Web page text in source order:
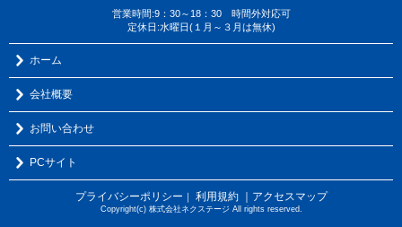
営業時間:9：30～18：30 時間外対応可
定休日:水曜日(１月～３月は無休)
ホーム
会社概要
お問い合わせ
PCサイト
プライバシーポリシー ｜ 利用規約 ｜アクセスマップ
Copyright(c) 株式会社ネクステージ All rights reserved.